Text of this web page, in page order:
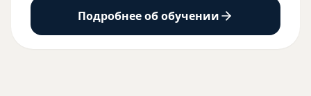
Подробнее об обучении